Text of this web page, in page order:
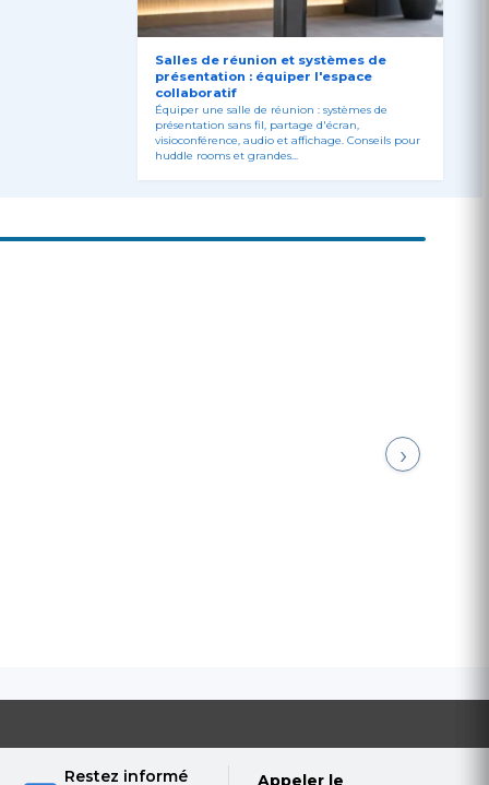
Salles de réunion et systèmes de
présentation : équiper l'espace
collaboratif
Équiper une salle de réunion : systèmes de
présentation sans fil, partage d'écran,
visioconférence, audio et affichage. Conseils pour
huddle rooms et grandes...
›
Restez informé Appeler le